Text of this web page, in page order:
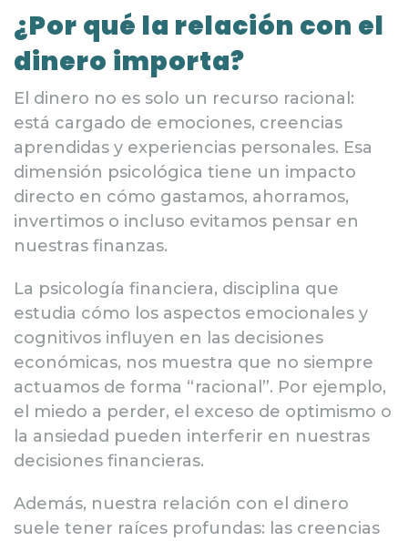
¿Por qué la relación con el
dinero importa?
El dinero no es solo un recurso racional:
está cargado de emociones, creencias
aprendidas y experiencias personales. Esa
dimensión psicológica tiene un impacto
directo en cómo gastamos, ahorramos,
invertimos o incluso evitamos pensar en
nuestras finanzas.
La psicología financiera, disciplina que
estudia cómo los aspectos emocionales y
cognitivos influyen en las decisiones
económicas, nos muestra que no siempre
actuamos de forma “racional”. Por ejemplo,
el miedo a perder, el exceso de optimismo o
la ansiedad pueden interferir en nuestras
decisiones financieras.
Además, nuestra relación con el dinero
suele tener raíces profundas: las creencias